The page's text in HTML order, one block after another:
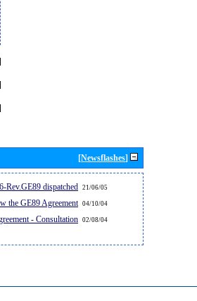
[Newsflashes]
21/06/05
dispatched...
04/10/04
the GE89 Agreement
02/08/04
- Consultation